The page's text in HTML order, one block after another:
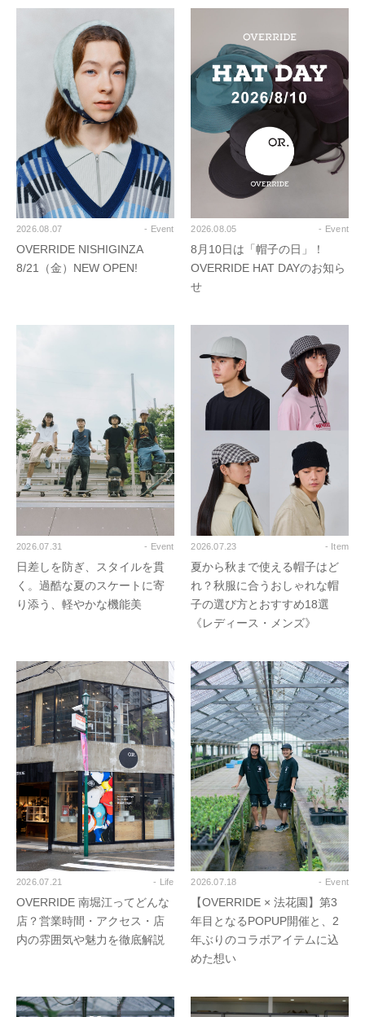
2026.08.07 - Event
OVERRIDE NISHIGINZA
8/21（金）NEW OPEN!
2026.08.05 - Event
8月10日は「帽子の日」！
OVERRIDE HAT DAYのお知ら
せ
2026.07.31 - Event
日差しを防ぎ、スタイルを貫
く。過酷な夏のスケートに寄
り添う、軽やかな機能美
2026.07.23 - Item
夏から秋まで使える帽子はど
れ？秋服に合うおしゃれな帽
子の選び方とおすすめ18選
《レディース・メンズ》
2026.07.21 - Life
OVERRIDE 南堀江ってどんな
店？営業時間・アクセス・店
内の雰囲気や魅力を徹底解説
2026.07.18 - Event
【OVERRIDE × 法花園】第3
年目となるPOPUP開催と、2
年ぶりのコラボアイテムに込
めた想い